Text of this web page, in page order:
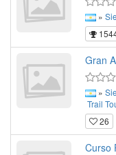
»
Gran
»
Trail
26
Curso